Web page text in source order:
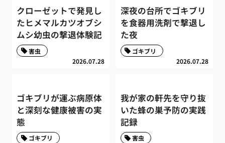
クローゼットで発見し
たヒメマルカツオブシ
ムシ幼虫の撃退体験記
2026.07.28
害虫
深夜の台所でゴキブリ
を食器用洗剤で撃退し
た夜
2026.07.28
ゴキブリ
ゴキブリが運ぶ病原体
と深刻な健康被害の実
態
ゴキブリ
我が家の軒先を守り抜
いた蜂の巣予防の実践
記録
害虫